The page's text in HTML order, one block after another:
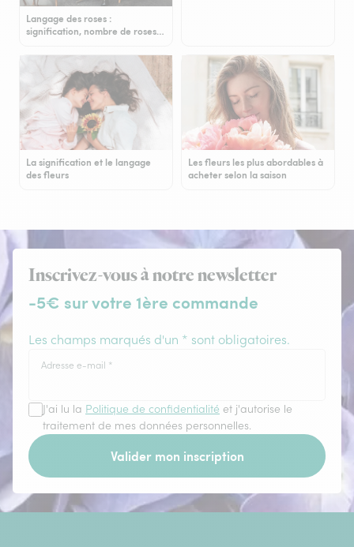
Langage des roses :
signification, nombre de roses…
La signification et le langage
des fleurs
Les fleurs les plus abordables à
acheter selon la saison
Inscrivez-vous à notre newsletter
-5€ sur votre 1ère commande
Les champs marqués d'un * sont obligatoires.
Adresse e-mail *
J'ai lu la Politique de confidentialité et j'autorise le
traitement de mes données personnelles.
Valider mon inscription